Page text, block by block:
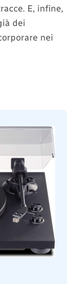
E, infine,
dei
nei